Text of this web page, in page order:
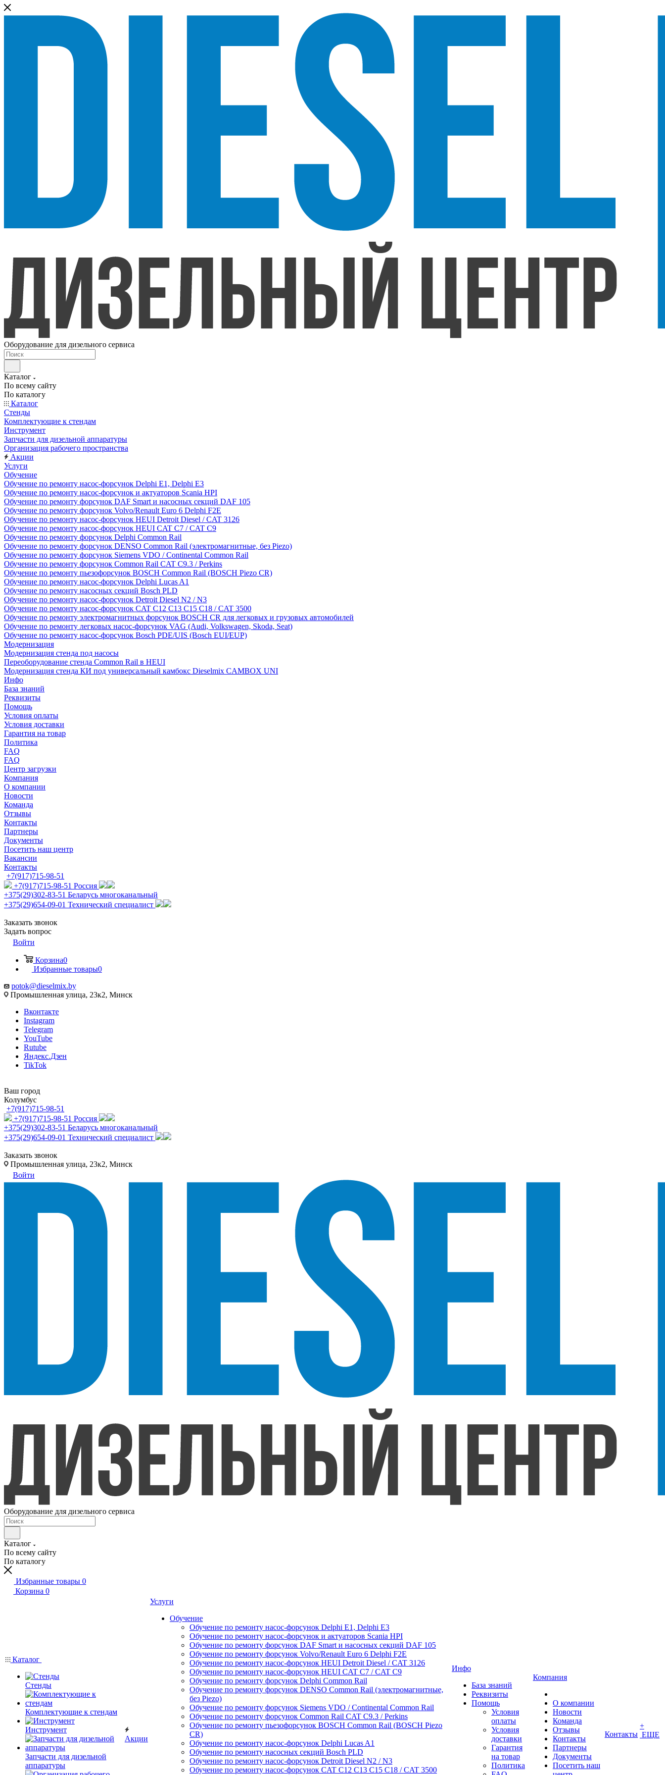
Оборудование для дизельного сервиса
Каталог
По всему сайту
По каталогу
Каталог
Стенды
Комплектующие к стендам
Инструмент
Запчасти для дизельной аппаратуры
Организация рабочего пространства
Акции
Услуги
Обучение
Обучение по ремонту насос-форсунок Delphi E1, Delphi E3
Обучение по ремонту насос-форсунок и актуаторов Scania HPI
Обучение по ремонту форсунок DAF Smart и насосных секций DAF 105
Обучение по ремонту форсунок Volvo/Renault Euro 6 Delphi F2E
Обучение по ремонту насос-форсунок HEUI Detroit Diesel / CAT 3126
Обучение по ремонту насос-форсунок HEUI CAT C7 / CAT C9
Обучение по ремонту форсунок Delphi Common Rail
Обучение по ремонту форсунок DENSO Common Rail (электромагнитные, без Piezo)
Обучение по ремонту форсунок Siemens VDO / Continental Common Rail
Обучение по ремонту форсунок Common Rail CAT C9.3 / Perkins
Обучение по ремонту пьезофорсунок BOSCH Common Rail (BOSCH Piezo CR)
Обучение по ремонту насос-форсунок Delphi Lucas A1
Обучение по ремонту насосных секций Bosch PLD
Обучение по ремонту насос-форсунок Detroit Diesel N2 / N3
Обучение по ремонту насос-форсунок CAT C12 C13 C15 C18 / CAT 3500
Обучение по ремонту электромагнитных форсунок BOSCH CR для легковых и грузовых автомобилей
Обучение по ремонту легковых насос-форсунок VAG (Audi, Volkswagen, Skoda, Seat)
Обучение по ремонту насос-форсунок Bosch PDE/UIS (Bosch EUI/EUP)
Модернизация
Модернизация стенда под насосы
Переоборудование стенда Common Rail в HEUI
Модернизация стенда КИ под универсальный камбокс Dieselmix CAMBOX UNI
Инфо
База знаний
Реквизиты
Помощь
Условия оплаты
Условия доставки
Гарантия на товар
Политика
FAQ
FAQ
Центр загрузки
Компания
О компании
Новости
Команда
Отзывы
Контакты
Партнеры
Документы
Посетить наш центр
Вакансии
Контакты
+7(917)715-98-51
+7(917)715-98-51 Россия
+375(29)302-83-51 Беларусь многоканальный
+375(29)654-09-01 Технический специалист
Заказать звонок
Задать вопрос
Войти
Корзина0
Избранные товары0
potok@dieselmix.by
Промышленная улица, 23к2, Минск
Вконтакте
Instagram
Telegram
YouTube
Rutube
Яндекс.Дзен
TikTok
Ваш город
Колумбус
+7(917)715-98-51
+7(917)715-98-51 Россия
+375(29)302-83-51 Беларусь многоканальный
+375(29)654-09-01 Технический специалист
Заказать звонок
Промышленная улица, 23к2, Минск
Войти
Оборудование для дизельного сервиса
Каталог
По всему сайту
По каталогу
Избранные товары 0
Корзина 0
Каталог
Стенды
Комплектующие к стендам
Инструмент
Запчасти для дизельной
аппаратуры
Акции
Услуги
Обучение
Обучение по ремонту насос-форсунок Delphi E1, Delphi E3
Обучение по ремонту насос-форсунок и актуаторов Scania HPI
Обучение по ремонту форсунок DAF Smart и насосных секций DAF 105
Обучение по ремонту форсунок Volvo/Renault Euro 6 Delphi F2E
Обучение по ремонту насос-форсунок HEUI Detroit Diesel / CAT 3126
Обучение по ремонту насос-форсунок HEUI CAT C7 / CAT C9
Обучение по ремонту форсунок Delphi Common Rail
Обучение по ремонту форсунок DENSO Common Rail (электромагнитные,
без Piezo)
Обучение по ремонту форсунок Siemens VDO / Continental Common Rail
Обучение по ремонту форсунок Common Rail CAT C9.3 / Perkins
Обучение по ремонту пьезофорсунок BOSCH Common Rail (BOSCH Piezo
CR)
Обучение по ремонту насос-форсунок Delphi Lucas A1
Обучение по ремонту насосных секций Bosch PLD
Обучение по ремонту насос-форсунок Detroit Diesel N2 / N3
Обучение по ремонту насос-форсунок CAT C12 C13 C15 C18 / CAT 3500
Инфо
База знаний
Реквизиты
Помощь
Условия
оплаты
Условия
доставки
Гарантия
на товар
Политика
Компания
О компании
Новости
Команда
Отзывы
Контакты
Партнеры
Документы
Посетить наш
Контакты
+
ЕЩЕ